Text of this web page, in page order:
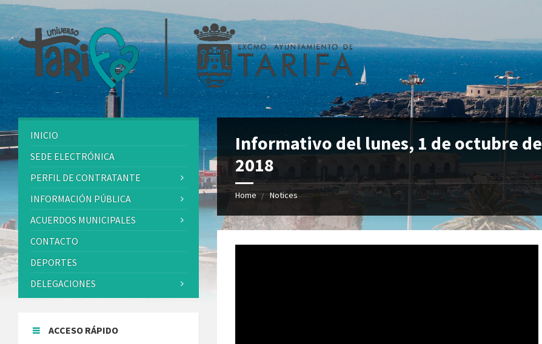
Informativo del lunes, 1 de octubre de
2018
Home Notices
INICIO
SEDE ELECTRÓNICA
PERFIL DE CONTRATANTE
INFORMACIÓN PÚBLICA
ACUERDOS MUNICIPALES
CONTACTO
DEPORTES
DELEGACIONES
ACCESO RÁPIDO